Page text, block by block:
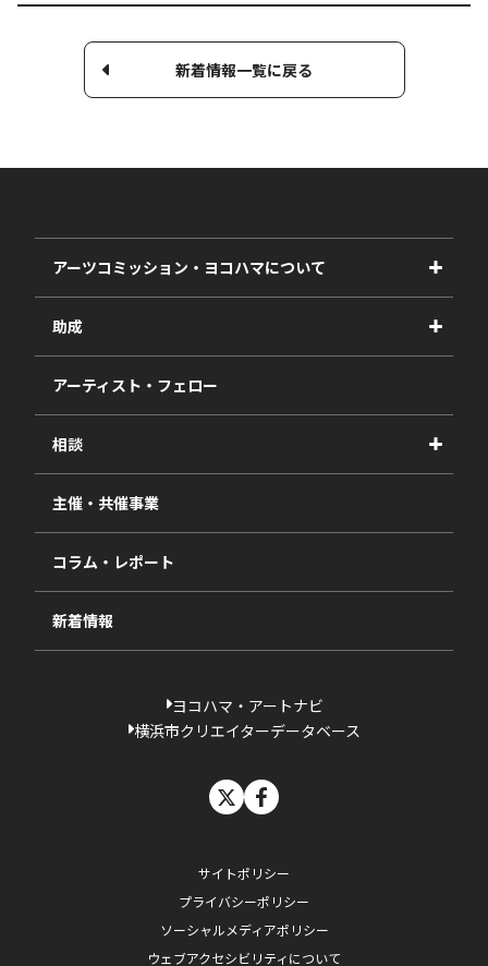
新着情報一覧に戻る
アーツコミッション・ヨコハマについて
事業紹介
事業報告書
助成
2027年度
2026年度
2025年度
2024年度
2023年度
過去の採択一覧
アーティスト・フェロー
相談
視察・ヒアリング・研究
相談依頼フォーム
主催・共催事業
コラム・レポート
新着情報
ヨコハマ・アートナビ
横浜市クリエイターデータベース
サイトポリシー
プライバシーポリシー
ソーシャルメディアポリシー
ウェブアクセシビリティについて